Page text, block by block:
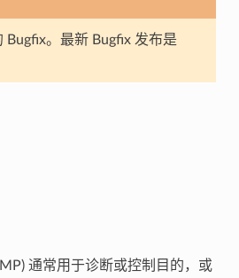
Bugfix。最新 Bugfix 发布是
通常用于诊断或控制目的，或